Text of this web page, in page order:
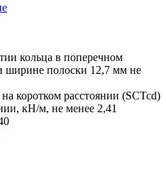
кольца в поперечном
ширине полоски 12,7 мм не
коротком расстоянии (SCTcd)
кН/м, не менее 2,41